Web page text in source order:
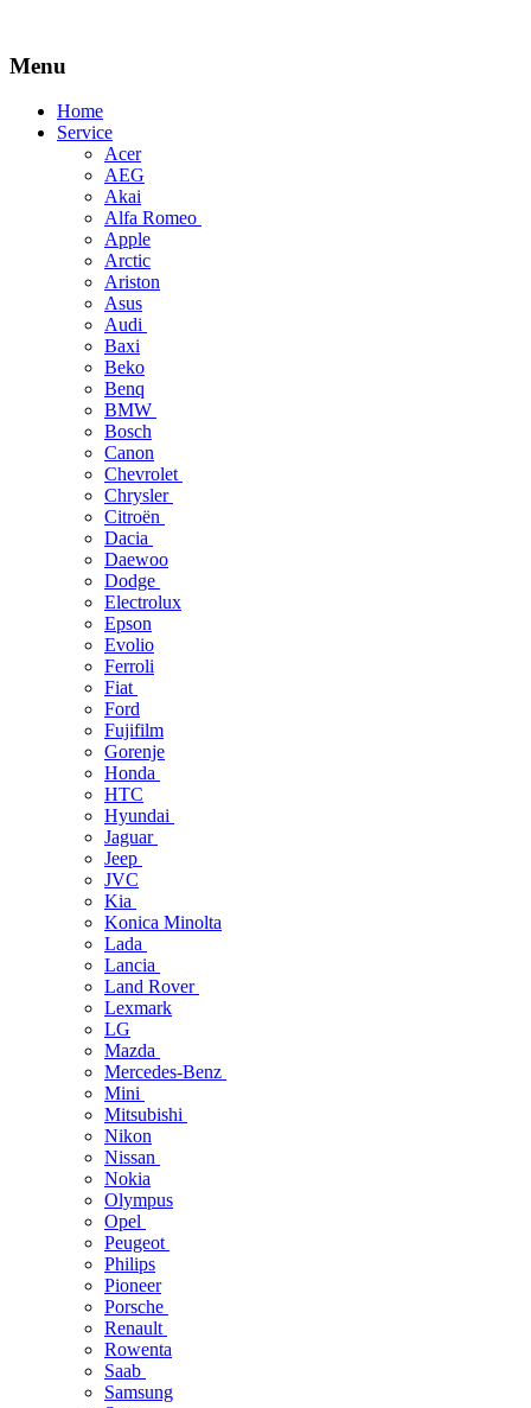
Menu
Skip
Home
Service
Acer
AEG
Akai
Alfa Romeo
Apple
Arctic
Ariston
Asus
Audi
Baxi
Beko
Benq
BMW
Bosch
Canon
Chevrolet
Chrysler
Citroën
Dacia
Daewoo
Dodge
Electrolux
Epson
Evolio
Ferroli
Fiat
Ford
Fujifilm
Gorenje
Honda
HTC
Hyundai
Jaguar
Jeep
JVC
Kia
Konica Minolta
Lada
Lancia
Land Rover
Lexmark
LG
Mazda
Mercedes-Benz
Mini
Mitsubishi
Nikon
Nissan
Nokia
Olympus
Opel
Peugeot
Philips
Pioneer
Porsche
Renault
Rowenta
Saab
Samsung